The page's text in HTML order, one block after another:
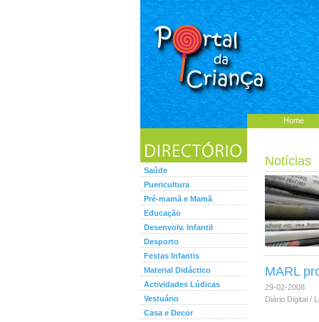
Home
Saúde
Puericultura
Pré-mamã e Mamã
Educação
Desenvolv. Infantil
Desporto
Festas Infantis
Material Didáctico
Actividades Lúdicas
Vestuário
Casa e Decor
Notícias
MARL
29-02-2008
Diário Digital /